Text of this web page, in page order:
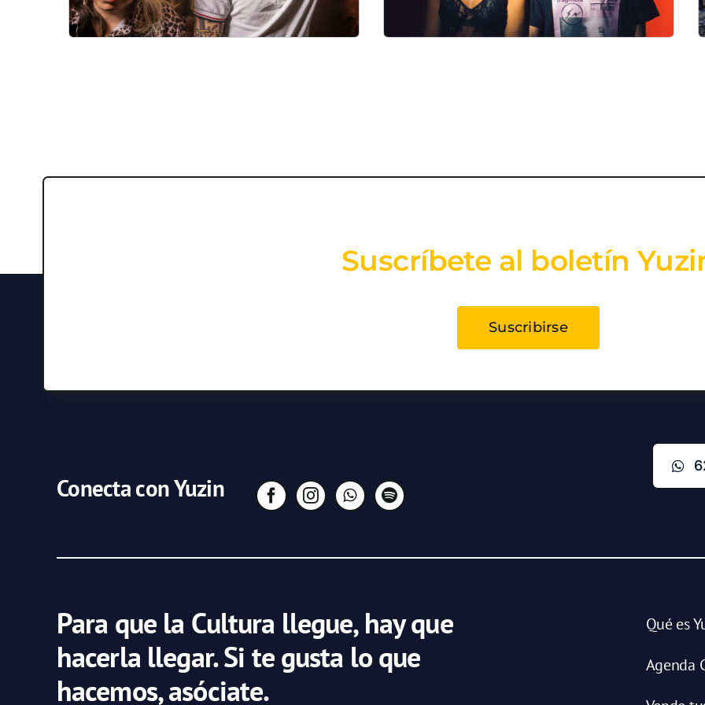
Suscríbete al boletín
Suscribirse
Conecta con Yuzin
Para que la Cultura llegue, hay que
hacerla llegar. Si te gusta lo que
hacemos, asóciate.
Qué es
Agenda